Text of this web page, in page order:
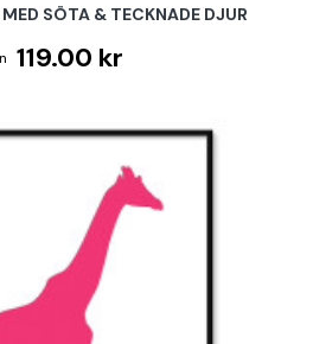
SÖTA & TECKNADE DJUR
119.00 kr